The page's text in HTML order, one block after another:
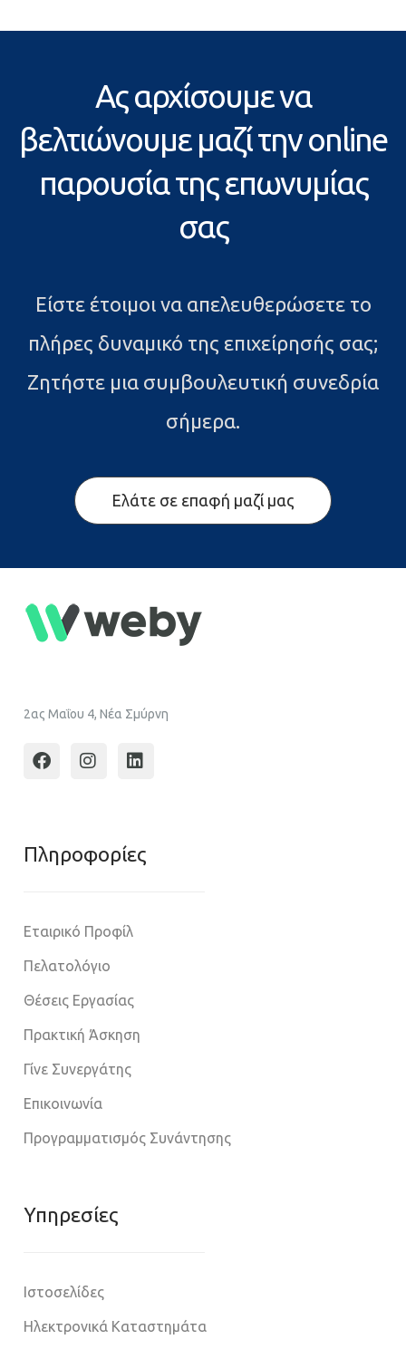
Ας αρχίσουμε να
βελτιώνουμε μαζί την online
παρουσία της επωνυμίας
σας
Είστε έτοιμοι να απελευθερώσετε το
πλήρες δυναμικό της επιχείρησής σας;
Ζητήστε μια συμβουλευτική συνεδρία
σήμερα.
Ελάτε σε επαφή μαζί μας
2ας Μαΐου 4, Νέα Σμύρνη
Πληροφoρίες
Εταιρικό Προφίλ
Πελατολόγιο
Θέσεις Εργασίας
Πρακτική Άσκηση
Γίνε Συνεργάτης
Επικοινωνία
Προγραμματισμός Συνάντησης
Υπηρεσίες
Ιστοσελίδες
Ηλεκτρονικά Καταστημάτα